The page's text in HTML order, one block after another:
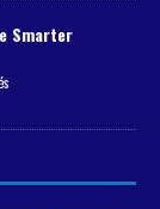
Smarter